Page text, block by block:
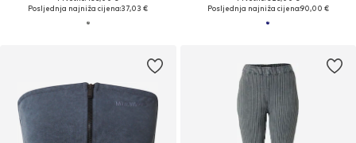
Posljednja najniža cijena:37,03 €
Posljednja najniža cijena:90,00 €